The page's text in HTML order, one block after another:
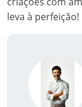
leva à perfeição!